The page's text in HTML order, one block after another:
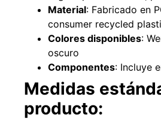
Material: Fabricado en
consumer recycled
Colores disponibles:
oscuro
Componentes: Incluye
Medidas
producto:
4,57*30,48mts
2.002.243 1.021.490